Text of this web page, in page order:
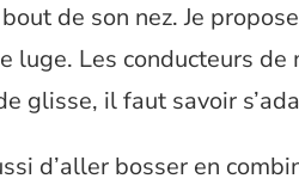
de son nez. Je
luge. Les conducteurs
glisse, il faut savoir
d’aller bosser en